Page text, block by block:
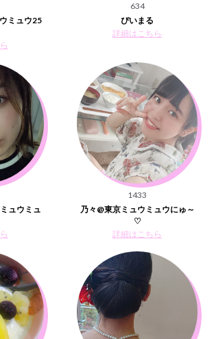
ミュウ25
634
ぴいまる
詳細はこちら
ュウミュ
1433
乃々@東京ミュウミュウにゅ～
♡
詳細はこちら